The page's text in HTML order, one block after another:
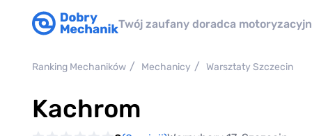
Twój zaufany doradca
Ranking Mechaników Mechanicy Warsztaty Szczecin
Kachrom